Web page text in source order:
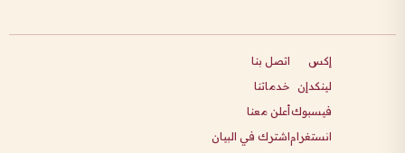
إكس
لينكدإن
فيسبوك
انستغرام
اتصل بنا
خدماتنا
أعلن معنا
اشترك في البيان